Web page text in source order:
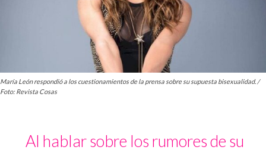
María León respondió a los cuestionamientos de la prensa sobre su supuesta bisexualidad. /
Foto: Revista Cosas
Al hablar sobre los rumores de su